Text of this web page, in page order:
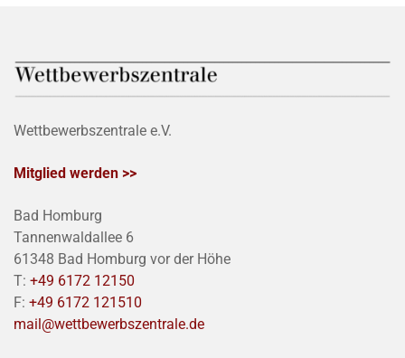
Wettbewerbszentrale e.V.
Mitglied werden >>
Bad Homburg
Tannenwaldallee 6
61348 Bad Homburg vor der Höhe
T: +49 6172 12150
F: +49 6172 121510
mail@wettbewerbszentrale.de